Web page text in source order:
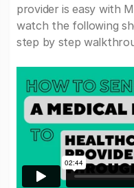
provider is easy with
watch the following
step by step